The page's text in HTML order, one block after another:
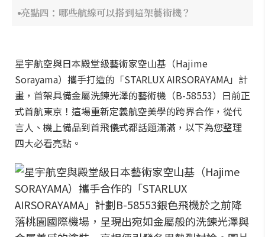
亮點四：哪些航線可以搭到這架藝術機？
星宇航空與日本殿堂級藝術家空山基（Hajime
Sorayama）攜手打造的「STARLUX AIRSORAYAMA」計
畫，首架具備金屬洗鍊光澤的藝術機（B-58553）日前正
式首航東京！這場重新定義航空美學的跨界合作，從代
言人、機上備品到首飛儀式都話題滿滿，以下為您整理
四大必看亮點。